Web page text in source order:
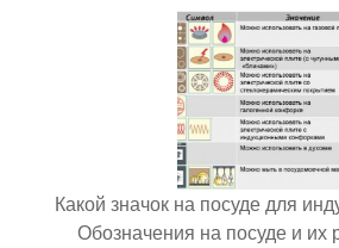
Какой значок на посуде для
Обозначения на посуде и